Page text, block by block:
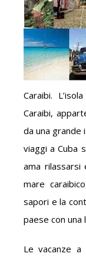
Caraibi.
Caraibi,
da una grande
viaggi a Cuba
ama
mare
sapori e la
paese con una
Le vacanze